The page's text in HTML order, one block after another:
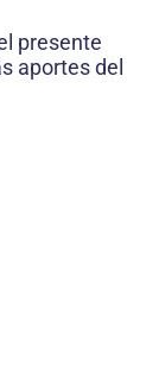
presente
aportes del